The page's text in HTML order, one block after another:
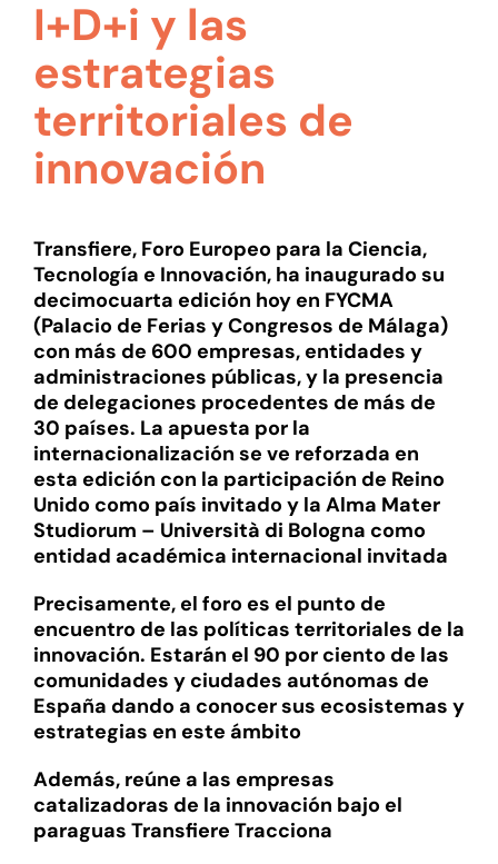
I+D+i y las
estrategias
territoriales de
innovación
Transfiere, Foro Europeo para la Ciencia,
Tecnología e Innovación, ha inaugurado su
decimocuarta edición hoy en FYCMA
(Palacio de Ferias y Congresos de Málaga)
con más de 600 empresas, entidades y
administraciones públicas, y la presencia
de delegaciones procedentes de más de
30 países. La apuesta por la
internacionalización se ve reforzada en
esta edición con la participación de Reino
Unido como país invitado y la Alma Mater
Studiorum – Università di Bologna como
entidad académica internacional invitada
Precisamente, el foro es el punto de
encuentro de las políticas territoriales de la
innovación. Estarán el 90 por ciento de las
comunidades y ciudades autónomas de
España dando a conocer sus ecosistemas y
estrategias en este ámbito
Además, reúne a las empresas
catalizadoras de la innovación bajo el
paraguas Transfiere Tracciona